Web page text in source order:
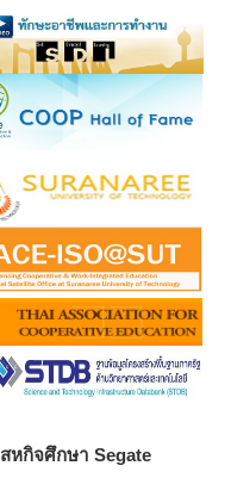
สหกิจศึกษา Segate